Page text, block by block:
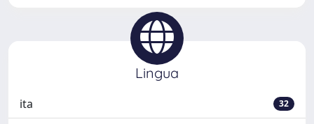
Lingua
ita 32